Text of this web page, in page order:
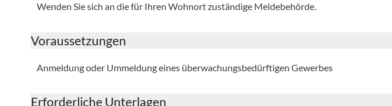
Wenden Sie sich an die für Ihren Wohnort zuständige Meldebehörde.
Voraussetzungen
Anmeldung oder Ummeldung eines überwachungsbedürftigen Gewerbes
Erforderliche Unterlagen